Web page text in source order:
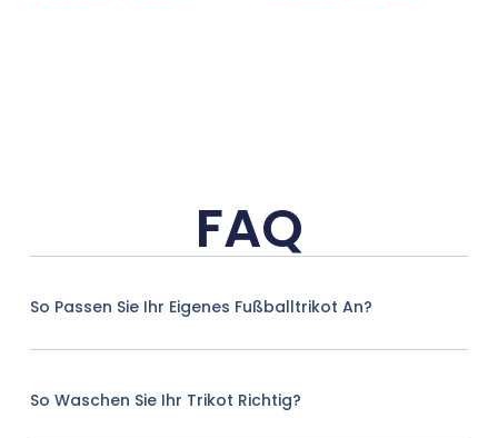
FAQ
So Passen Sie Ihr Eigenes Fußballtrikot An?
So Waschen Sie Ihr Trikot Richtig?